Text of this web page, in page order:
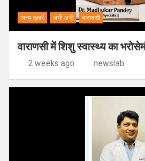
अन्य ख़बरें अभी अभी वाराणसी
वाराणसी में शिशु स्वास्थ्य का
2 weeks ago newslab